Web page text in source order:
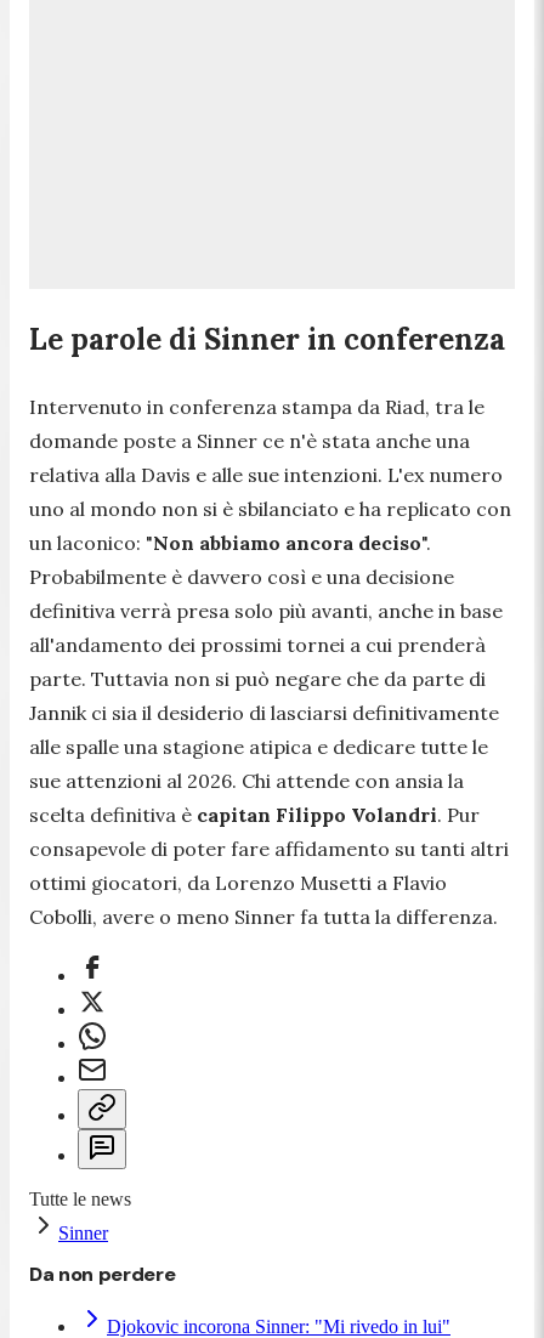
Le parole di Sinner in conferenza
Intervenuto in conferenza stampa da Riad, tra le
domande poste a Sinner ce n'è stata anche una
relativa alla Davis e alle sue intenzioni. L'ex numero
uno al mondo non si è sbilanciato e ha replicato con
un laconico: "Non abbiamo ancora deciso".
Probabilmente è davvero così e una decisione
definitiva verrà presa solo più avanti, anche in base
all'andamento dei prossimi tornei a cui prenderà
parte. Tuttavia non si può negare che da parte di
Jannik ci sia il desiderio di lasciarsi definitivamente
alle spalle una stagione atipica e dedicare tutte le
sue attenzioni al 2026. Chi attende con ansia la
scelta definitiva è capitan Filippo Volandri. Pur
consapevole di poter fare affidamento su tanti altri
ottimi giocatori, da Lorenzo Musetti a Flavio
Cobolli, avere o meno Sinner fa tutta la differenza.
Tutte le news
Sinner
Da non perdere
Djokovic incorona Sinner: "Mi rivedo in lui"